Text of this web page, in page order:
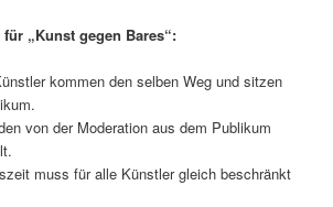
„Kunst gegen Bares“:
kommen den selben Weg und sitzen
von der Moderation aus dem Publikum
muss für alle Künstler gleich beschränkt